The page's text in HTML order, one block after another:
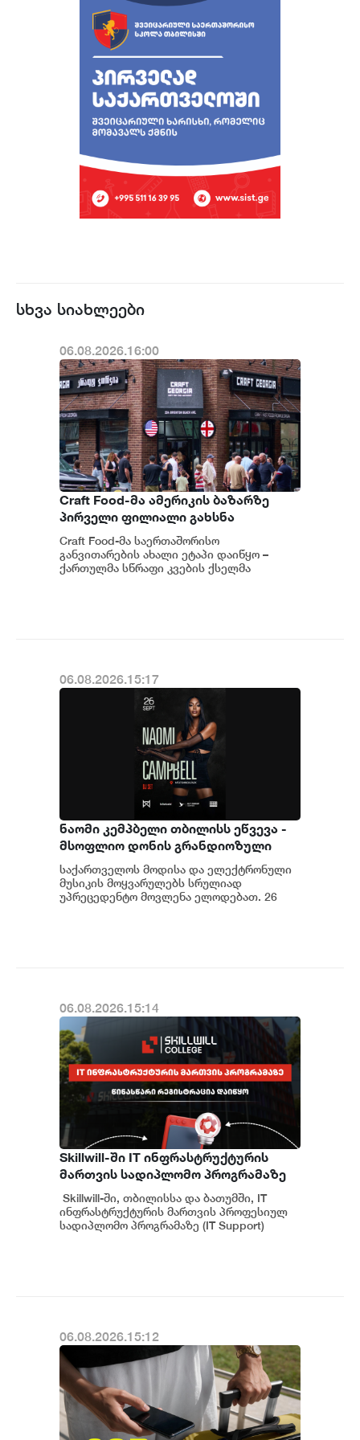
სხვა სიახლეები
06.08.2026.16:00
Craft Food-მა ამერიკის ბაზარზე
პირველი ფილიალი გახსნა
Craft Food-მა საერთაშორისო
განვითარების ახალი ეტაპი დაიწყო –
ქართულმა სწრაფი კვების ქსელმა
06.08.2026.15:17
ნაომი კემპბელი თბილისს ეწვევა -
მსოფლიო დონის გრანდიოზული
შოუს გენერალური სპონსორია
„იელთი ჯგუფი“
საქართველოს მოდისა და ელექტრონული
მუსიკის მოყვარულებს სრულიად
უპრეცედენტო მოვლენა ელოდებათ. 26
06.08.2026.15:14
Skillwill-ში IT ინფრასტრუქტურის
მართვის სადიპლომო პროგრამაზე
წინასწარი რეგისტრაცია დაიწყო
Skillwill-ში, თბილისსა და ბათუმში, IT
ინფრასტრუქტურის მართვის პროფესიულ
სადიპლომო პროგრამაზე (IT Support)
06.08.2026.15:12